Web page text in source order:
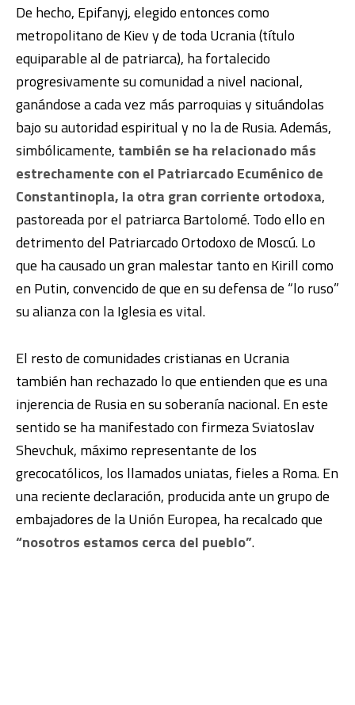
De hecho, Epifanyj, elegido entonces como
metropolitano de Kiev y de toda Ucrania (título
equiparable al de patriarca), ha fortalecido
progresivamente su comunidad a nivel nacional,
ganándose a cada vez más parroquias y situándolas
bajo su autoridad espiritual y no la de Rusia. Además,
simbólicamente, también se ha relacionado más
estrechamente con el Patriarcado Ecuménico de
Constantinopla, la otra gran corriente ortodoxa,
pastoreada por el patriarca Bartolomé. Todo ello en
detrimento del Patriarcado Ortodoxo de Moscú. Lo
que ha causado un gran malestar tanto en Kirill como
en Putin, convencido de que en su defensa de “lo ruso”
su alianza con la Iglesia es vital.
El resto de comunidades cristianas en Ucrania
también han rechazado lo que entienden que es una
injerencia de Rusia en su soberanía nacional. En este
sentido se ha manifestado con firmeza Sviatoslav
Shevchuk, máximo representante de los
grecocatólicos, los llamados uniatas, fieles a Roma. En
una reciente declaración, producida ante un grupo de
embajadores de la Unión Europea, ha recalcado que
“nosotros estamos cerca del pueblo”.